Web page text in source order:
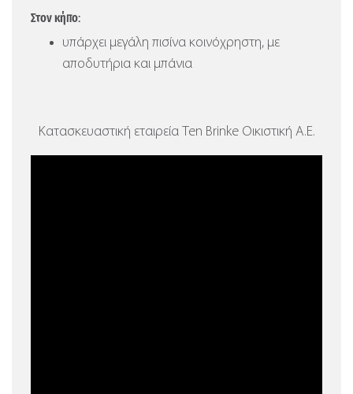
Στον κήπο:
υπάρχει μεγάλη πισίνα κοινόχρηστη, με
αποδυτήρια και μπάνια
Κατασκευαστική εταιρεία Ten Brinke Οικιστική Α.Ε.